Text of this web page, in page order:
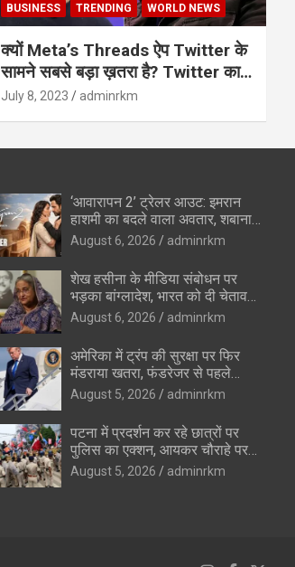
BUSINESS TRENDING WORLD NEWS
क्यों Meta’s Threads ऐप Twitter के
सामने सबसे बड़ा ख़तरा है? Twitter का
अंत?
July 8, 2023 adminrkm
‘आवारापन 2’ ट्रेलर आउट: इमरान
हाशमी का बदले वाला अवतार, शबाना
आजमी के विलेन रोल ने उड़ाए होश
August 6, 2026 adminrkm
शेख हसीना के मीडिया संबोधन पर
भड़का बांग्लादेश, भारत को दी चेतावनी
—”रिश्ते सुधारने की कोशिशों को
पहुंचेगा नुकसान”
August 6, 2026 adminrkm
अमेरिका में ट्रंप की सुरक्षा पर फिर
मंडराया खतरा, फंडरेजर से पहले
हथियारों के साथ संदिग्ध पकड़ा गया
August 5, 2026 adminrkm
पटना में प्रदर्शन कर रहे छात्रों पर
पुलिस का एक्शन, आयकर चौराहे पर
वाटर कैनन का इस्तेमाल
August 5, 2026 adminrkm